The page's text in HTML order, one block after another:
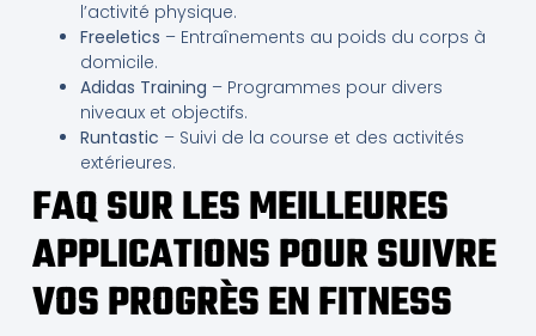
l’activité physique.
Freeletics – Entraînements au poids du corps à
domicile.
Adidas Training – Programmes pour divers
niveaux et objectifs.
Runtastic – Suivi de la course et des activités
extérieures.
FAQ SUR LES MEILLEURES
APPLICATIONS POUR SUIVRE
VOS PROGRÈS EN FITNESS